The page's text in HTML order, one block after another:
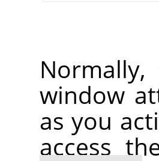
window
as you
access